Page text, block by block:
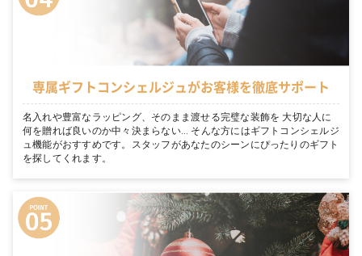
専属ギフトコンシェルジュがお客様を徹底サポート
名入れや豊富なラッピング、そのまま渡せる完璧な装飾を 大切な人に
何を贈れば良いのか中々決まらない… そんな方にはギフトコンシェルジ
ュ機能がおすすめです。スタッフがあなたのシーンにぴったりのギフト
を探してくれます。